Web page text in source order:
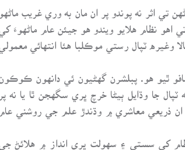
تي اثر نه پوندو پر ان مان به وري غريب ماڻهو
اهو نظام هلايو ويندو هو جيئن عام ماڻهوءَ کي
ٽپال رستي موڪلبا هئا انتهائي معمولي
ٿيو هو. پبلشرن گهڻيون ئي دانهون ڪوڪون
جا وڌايل ٻيڻا خرچ ڀري سگهجن ٿا يا نه پر
ان ذريعي معاشري ۾ وڌندڙ علم جي روشني عام
کي سستي ۽ سهولت ڀري انداز ۾ هلائڻ جي